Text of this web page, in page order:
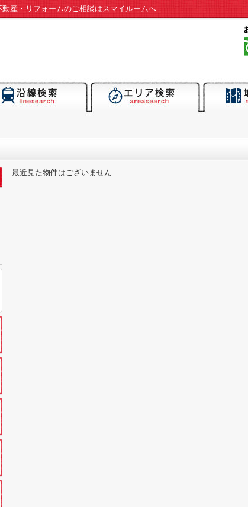
産・リフォームのご相談はスマイルームへ
最近見た物件はございません